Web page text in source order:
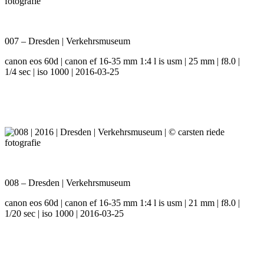
007 – Dresden | Verkehrsmuseum
canon eos 60d | canon ef 16-35 mm 1:4 l is usm | 25 mm | f8.0 |
1/4 sec | iso 1000 | 2016-03-25
008 – Dresden | Verkehrsmuseum
canon eos 60d | canon ef 16-35 mm 1:4 l is usm | 21 mm | f8.0 |
1/20 sec | iso 1000 | 2016-03-25